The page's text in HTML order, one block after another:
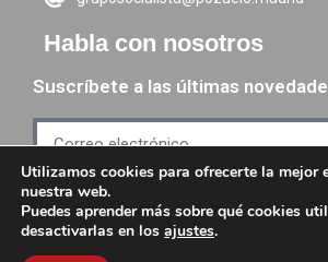
Habla con nosotros
Suscríbete a las últimas
Suscríbete
Utilizamos cookies para ofrecerte la mejor
nuestra web.
Puedes aprender más sobre qué cookies
desactivarlas en los ajustes.